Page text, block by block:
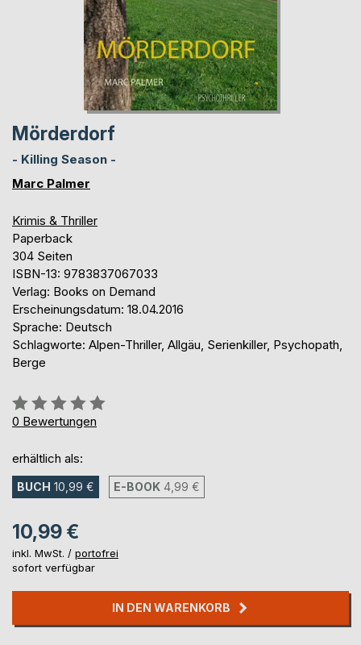
Mörderdorf
- Killing Season -
Marc Palmer
Krimis & Thriller
Paperback
304 Seiten
ISBN-13: 9783837067033
Verlag: Books on Demand
Erscheinungsdatum: 18.04.2016
Sprache: Deutsch
Schlagworte: Alpen-Thriller, Allgäu, Serienkiller, Psychopath,
Berge
Bewertung::
0%
0 Bewertungen
erhältlich als:
BUCH 10,99 € E-BOOK 4,99 €
10,99 €
inkl. MwSt. / portofrei
sofort verfügbar
IN DEN WARENKORB